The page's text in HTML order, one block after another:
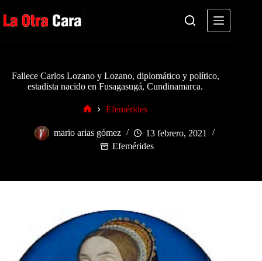
al
contenido
Fallece Carlos Lozano y Lozano, diplomático y político,
estadista nacido en Fusagasugá, Cundinamarca.
Efemérides
mario arias gómez
13 febrero, 2021
Efemérides